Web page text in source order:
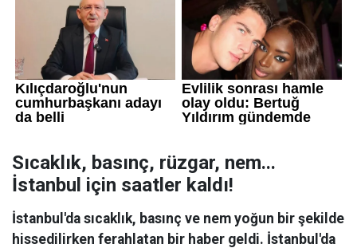
Sıcaklık, basınç, rüzgar, nem...
İstanbul için saatler kaldı!
İstanbul'da sıcaklık, basınç ve nem yoğun bir şekilde
hissedilirken ferahlatan bir haber geldi. İstanbul'da